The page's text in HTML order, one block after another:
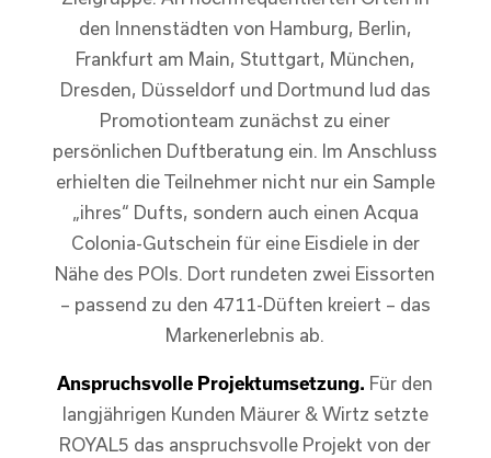
den Innenstädten von Hamburg, Berlin,
Frankfurt am Main, Stuttgart, München,
Dresden, Düsseldorf und Dortmund lud das
Promotionteam zunächst zu einer
persönlichen Duftberatung ein. Im Anschluss
erhielten die Teilnehmer nicht nur ein Sample
„ihres“ Dufts, sondern auch einen Acqua
Colonia-Gutschein für eine Eisdiele in der
Nähe des POIs. Dort rundeten zwei Eissorten
– passend zu den 4711-Düften kreiert – das
Markenerlebnis ab.
Anspruchsvolle Projektumsetzung. Für den
langjährigen Kunden Mäurer & Wirtz setzte
ROYAL5 das anspruchsvolle Projekt von der